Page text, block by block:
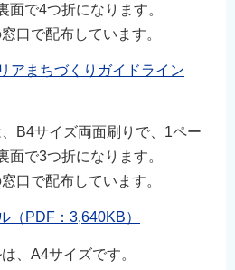
面で4つ折になります。
口で配布しています。
アまちづくりガイドライン
B4サイズ両面刷りで、1ペー
面で3つ折になります。
口で配布しています。
（PDF：3,640KB）
、A4サイズです。